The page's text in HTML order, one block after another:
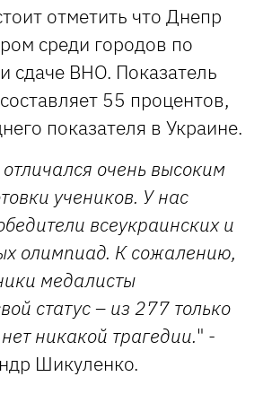
отметить что Днепр
среди городов по
сдаче ВНО. Показатель
55 процентов,
показателя в Украине.
очень высоким
учеников. У нас
всеукраинских и
олимпиад. К сожалению,
медалисты
статус – из 277 только
никакой трагедии." -
Шикуленко.